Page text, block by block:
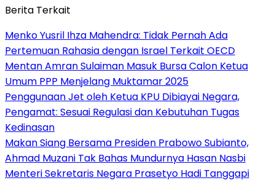
Berita Terkait
Menko Yusril Ihza Mahendra: Tidak Pernah Ada
Pertemuan Rahasia dengan Israel Terkait OECD
Mentan Amran Sulaiman Masuk Bursa Calon Ketua
Umum PPP Menjelang Muktamar 2025
Penggunaan Jet oleh Ketua KPU Dibiayai Negara,
Pengamat: Sesuai Regulasi dan Kebutuhan Tugas
Kedinasan
Makan Siang Bersama Presiden Prabowo Subianto,
Ahmad Muzani Tak Bahas Mundurnya Hasan Nasbi
Menteri Sekretaris Negara Prasetyo Hadi Tanggapi